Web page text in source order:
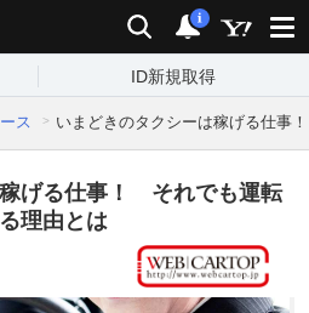
検索 通知
i
ID新規取得
ス いまどきのタクシーは稼げる仕事
げる仕事！ それでも運転
理由とは